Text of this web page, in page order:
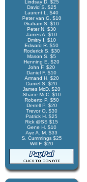
Lindsay D. $25
David S. $25
Laurent L. $40
Peter van G. $10
Graham S. $10
Peter N. $30
James A. $10
Dmitry I. $10
Edward R. $50
Roderick S. $30
Mason S. $5
Henning E. $20
John F. $20
Daniel F. $10
Armand H. $20
Daniel S. $20
James McD. $20
Shane McC. $10
Roberto P. $50
Derrell P. $20
Trevor O. $30
Patrick H. $25
Rick @SS $15
Gene H. $10
Aye A. M. $33
S. Cummings $25
Will F. $20